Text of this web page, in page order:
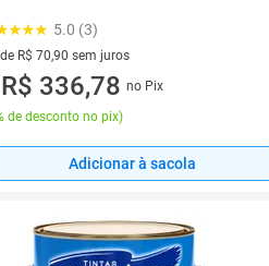
5.0 (3)
R$ 70,90 sem juros
de R$ 70,90 sem juros
R$ 336,78 no Pix
de desconto no pix)
Adicionar à sacola